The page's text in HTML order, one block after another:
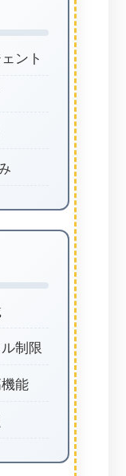
ント
制限
能